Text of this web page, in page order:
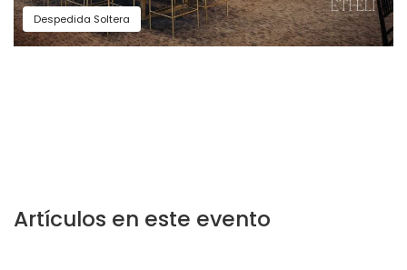
Despedida Soltera
Artículos en este evento